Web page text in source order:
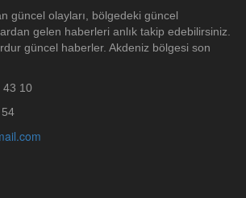
güncel olayları, bölgedeki güncel
gelen haberleri anlık takip edebilirsiniz.
güncel haberler. Akdeniz bölgesi son
43 10